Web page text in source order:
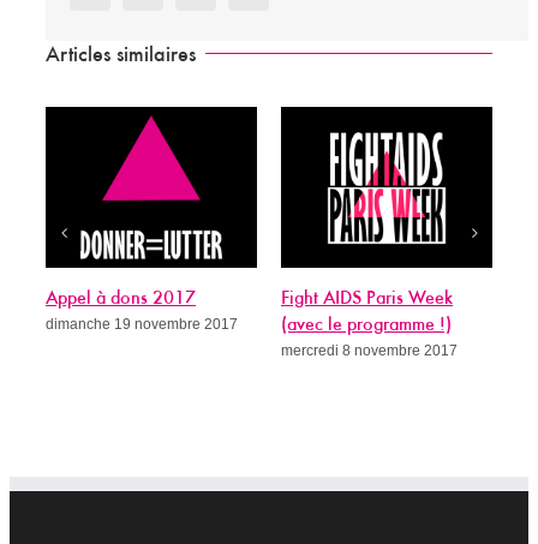
Articles similaires
Appel à dons 2017
dimanche 19 novembre 2017
Fight AIDS Paris Week
(avec le programme !)
mercredi 8 novembre 2017